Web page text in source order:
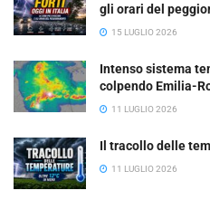
gli orari del
15 LUGLIO 2026
Intenso sistema
colpendo Emilia-
11 LUGLIO 2026
Il tracollo delle
11 LUGLIO 2026